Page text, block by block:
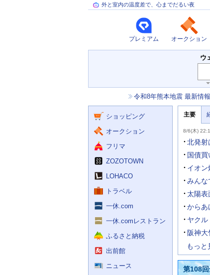
外と室内の温度差で、心までだるい夜
プレミアム オークション
検
索
ウ
ワ
ー
力
補
助
を
開
く
せ
令和8年熊本地震 最新情
ビ
ショッピング
オークション
フリマ
ZOZOTOWN
LOHACO
トラベル
一休.com
一休.comレストラン
ふるさと納税
出前館
ニュース
ュ
ス
主要
要
ニ
ー
8/6(木)
北発射
国債
イオン
みんな
太陽表
からあ
ヤク
阪神
もっと
第108